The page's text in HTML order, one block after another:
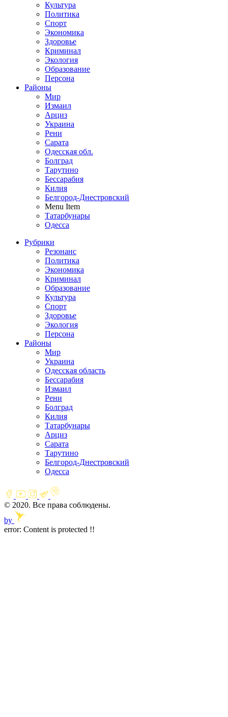
Культура
Политика
Спорт
Экономика
Здоровье
Криминал
Экология
Образование
Персона
Районы
Мир
Измаил
Арциз
Украина
Рени
Сарата
Одесская обл.
Болград
Тарутино
Бессарабия
Килия
Белгород-Днестровский
Menu Item
Татарбунары
Одесса
Рубрики
Резонанс
Политика
Экономика
Криминал
Образование
Культура
Спорт
Здоровье
Экология
Персона
Районы
Мир
Украина
Одесская область
Бессарабия
Измаил
Рени
Болград
Килия
Татарбунары
Арциз
Сарата
Тарутино
Белгород-Днестровский
Одесса
© 2020. Все права соблюдены.
by
error: Content is protected !!